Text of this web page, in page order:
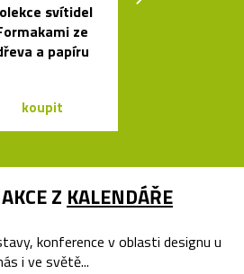
svítidel
ze
a papíru
koupit
Z KALENDÁŘE
konference v oblasti designu u
i ve světě...